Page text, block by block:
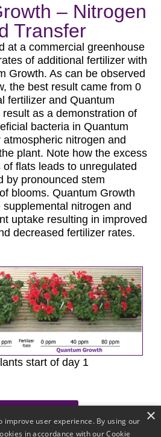
– Nitrogen
Transfer
at a commercial greenhouse
of additional fertilizer with
Growth. As can be observed
the best result came from 0
fertilizer and Quantum
as a demonstration of
bacteria in Quantum
nitrogen and
plant. Note how the excess
flats leads to unregulated
by pronounced stem
blooms. Quantum Growth
nitrogen and
uptake resulting in improved
decreased fertilizer rates.
start of day 1
improve user experience. By using our
in accordance with our Cookie
×